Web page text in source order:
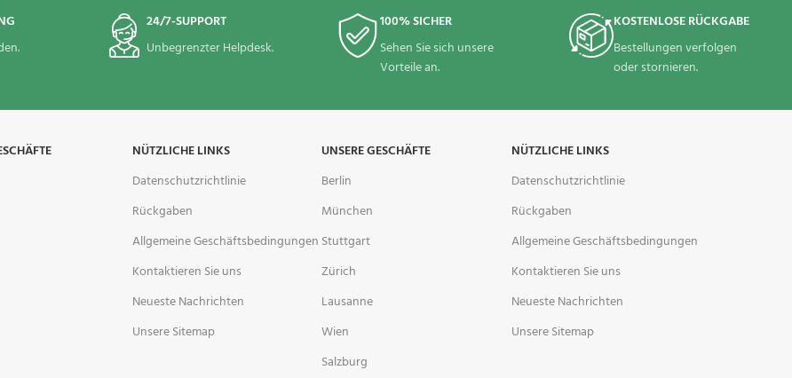
24/7-SUPPORT
Unbegrenzter Helpdesk.
100% SICHER
Sehen Sie sich unsere
Vorteile an.
KOSTENLOSE RÜCKGABE
Bestellungen verfolgen
oder stornieren.
NÜTZLICHE LINKS
Datenschutzrichtlinie
Rückgaben
Allgemeine Geschäftsbedingungen
Kontaktieren Sie uns
Neueste Nachrichten
Unsere Sitemap
UNSERE GESCHÄFTE
Berlin
München
Stuttgart
Zürich
Lausanne
Wien
Salzburg
NÜTZLICHE LINKS
Datenschutzrichtlinie
Rückgaben
Allgemeine Geschäftsbedingungen
Kontaktieren Sie uns
Neueste Nachrichten
Unsere Sitemap